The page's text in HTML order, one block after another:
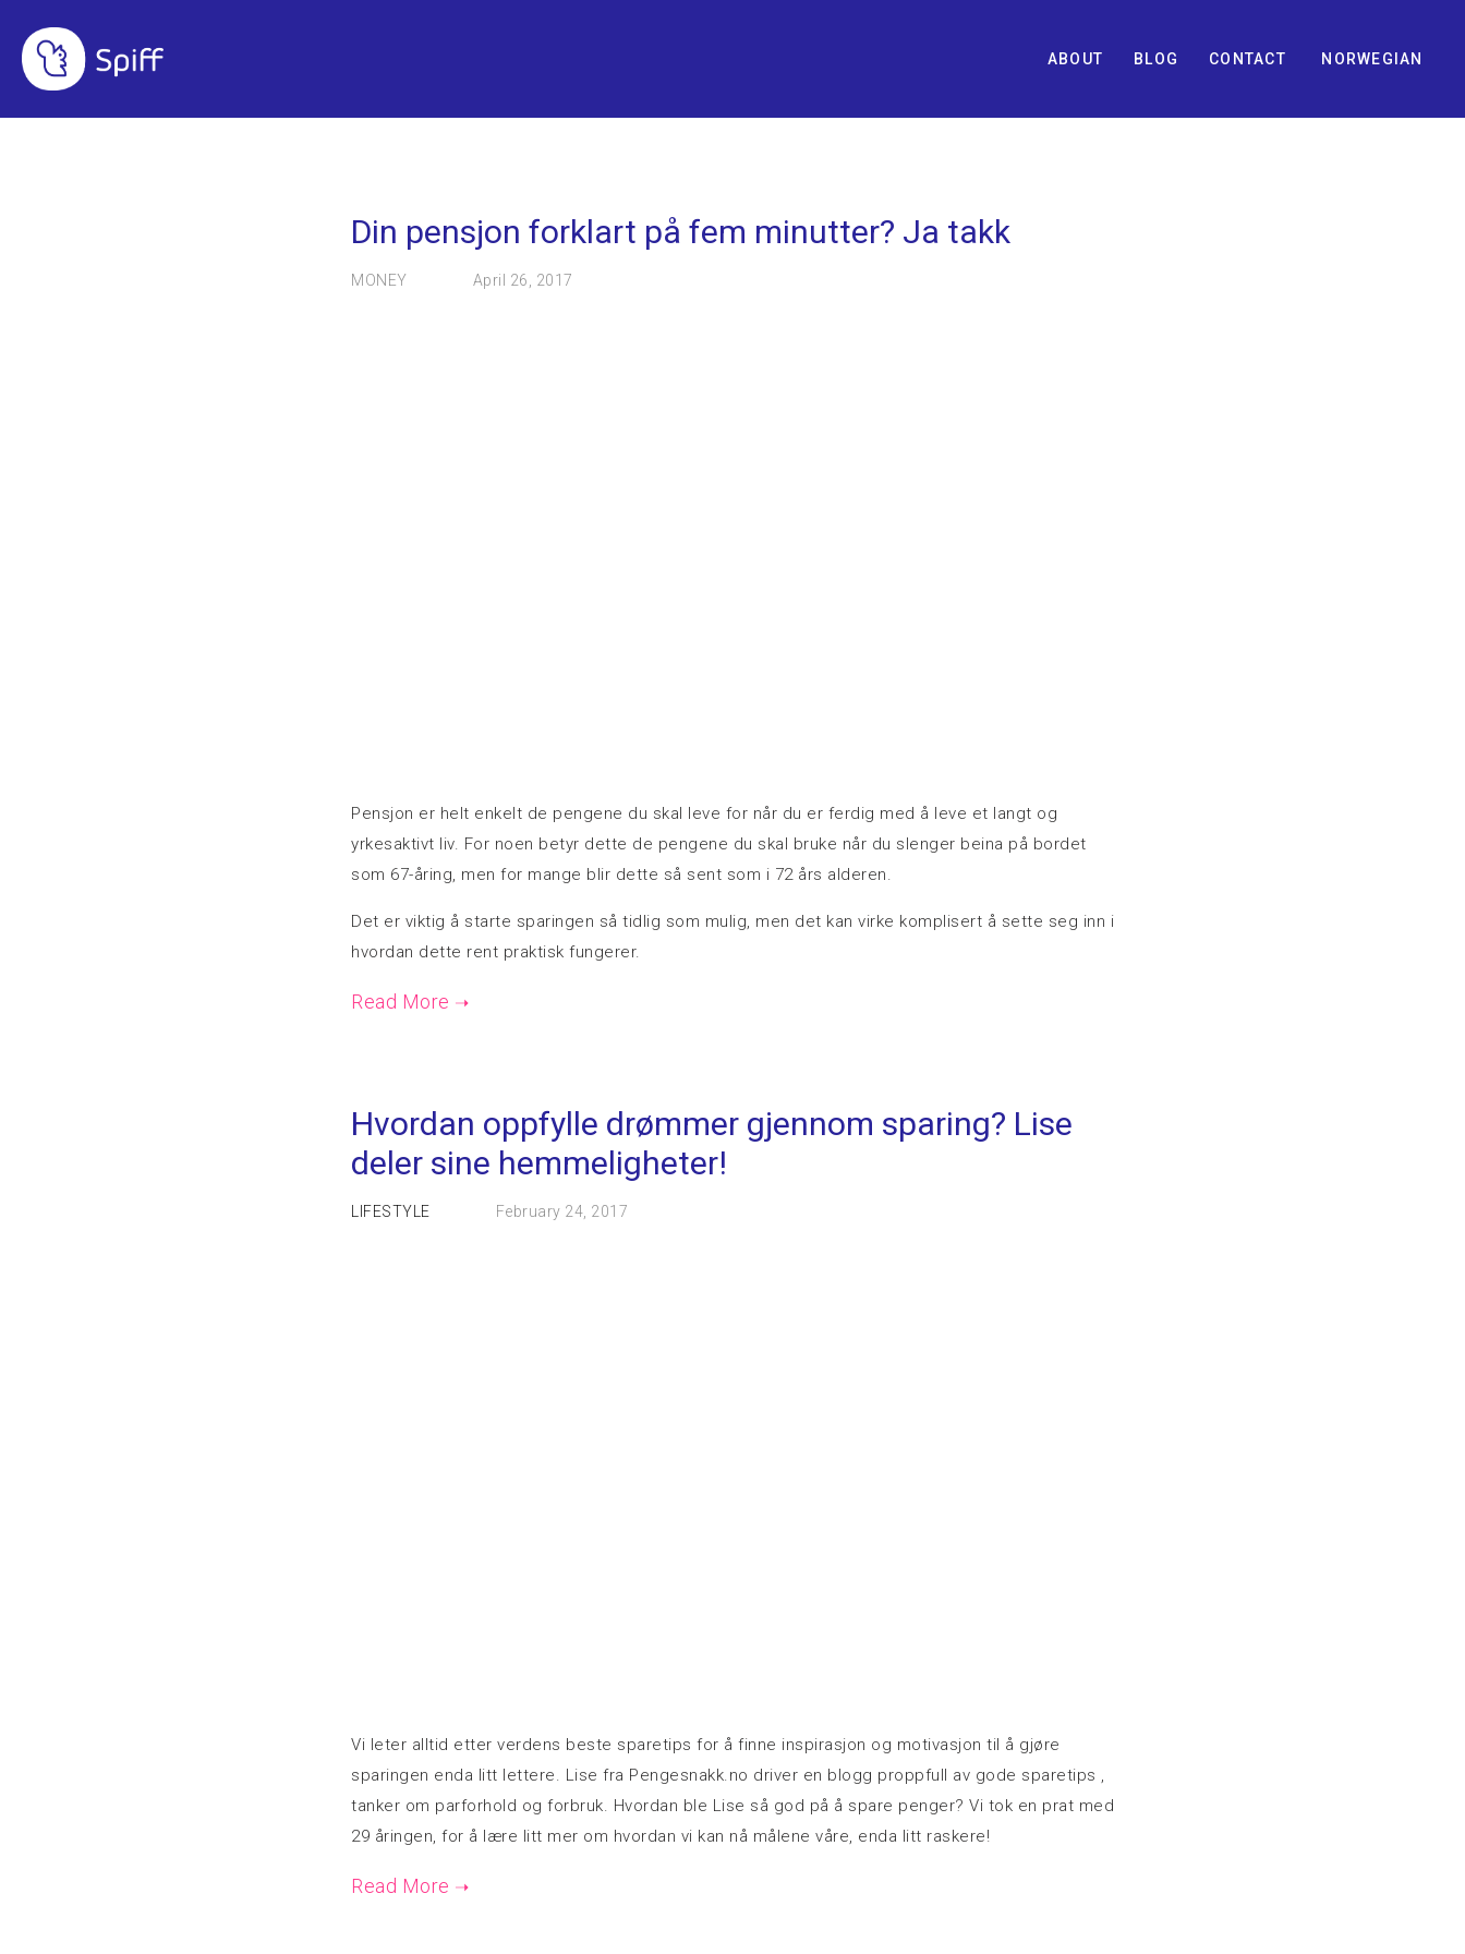
ABOUT BLOG CONTACT NORWEGIAN
Din pensjon forklart på fem minutter? Ja takk
April 26, 2017
MONEY
Pensjon er helt enkelt de pengene du skal leve for når du er ferdig med å leve et langt og
yrkesaktivt liv. For noen betyr dette de pengene du skal bruke når du slenger beina på bordet
som 67-åring, men for mange blir dette så sent som i 72 års alderen.
Det er viktig å starte sparingen så tidlig som mulig, men det kan virke komplisert å sette seg inn i
hvordan dette rent praktisk fungerer.
Hvordan oppfylle drømmer gjennom sparing? Lise
deler sine hemmeligheter!
February 24, 2017
LIFESTYLE
Vi leter alltid etter verdens beste sparetips for å finne inspirasjon og motivasjon til å gjøre
sparingen enda litt lettere. Lise fra Pengesnakk.no driver en blogg proppfull av gode sparetips ,
tanker om parforhold og forbruk. Hvordan ble Lise så god på å spare penger? Vi tok en prat med
29 åringen, for å lære litt mer om hvordan vi kan nå målene våre, enda litt raskere!